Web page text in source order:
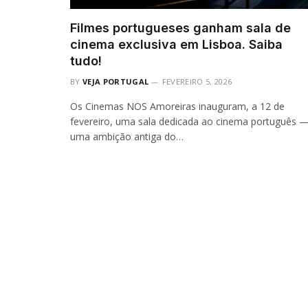
Filmes portugueses ganham sala de
cinema exclusiva em Lisboa. Saiba
tudo!
BY VEJA PORTUGAL FEVEREIRO 5, 2026
Os Cinemas NOS Amoreiras inauguram, a 12 de
fevereiro, uma sala dedicada ao cinema português
uma ambição antiga do…